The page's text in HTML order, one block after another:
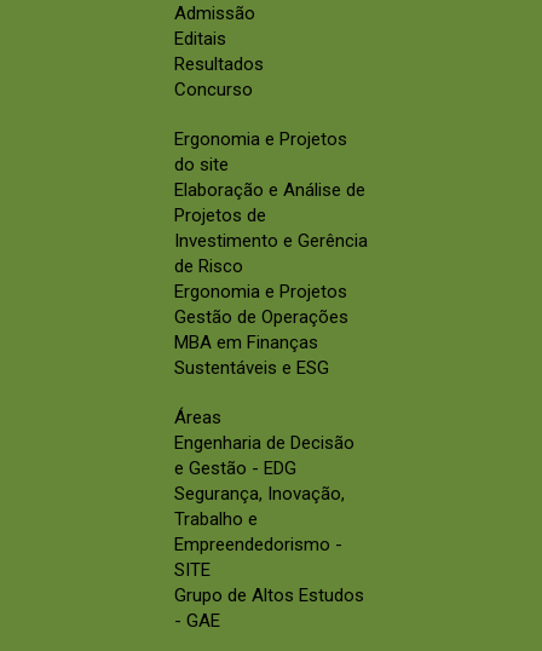
Admissão
Editais
Resultados
Concurso
Ergonomia e Projetos
do site
Elaboração e Análise de
Projetos de
Investimento e Gerência
de Risco
Ergonomia e Projetos
Gestão de Operações
MBA em Finanças
Sustentáveis e ESG
Áreas
Engenharia de Decisão
e Gestão - EDG
Segurança, Inovação,
Trabalho e
Empreendedorismo -
SITE
Grupo de Altos Estudos
- GAE